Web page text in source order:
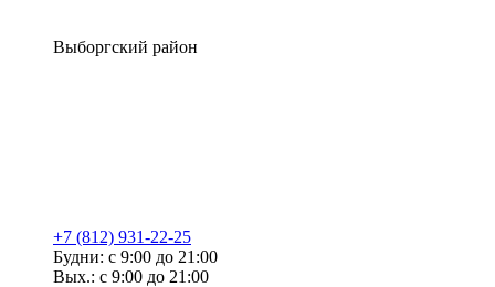
Выборгский район
+7 (812) 931-22-25
Будни: с 9:00 до 21:00
Вых.: с 9:00 до 21:00